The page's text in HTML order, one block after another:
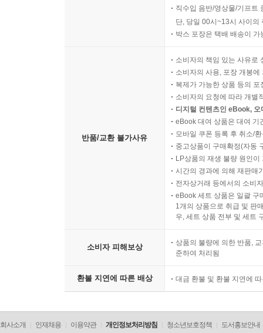
직수입 음반/영상물/기프트
단, 당일 00시~13시 사이의
박스 포장은 택배 배송이
반품/교환 불가사유
소비자의 책임 있는 사유로
소비자의 사용, 포장 개봉
복제가 가능한 상품 등의
소비자의 요청에 따라 개별
디지털 컨텐츠인 eBook,
eBook 대여 상품은 대여 기
모바일 쿠폰 등록 후 취소/
중고상품이 구매확정(자동
LP상품의 재생 불량 원인
시간의 경과에 의해 재판매
전자상거래 등에서의 소비
eBook 세트 상품은 일괄 구
1개의 상품으로 취급 및 판
우, 세트 상품 전부 및 세트
소비자 피해보상
상품의 불량에 의한 반품,
준하여 처리됨
환불 지연에 따른 배상 대금 환불 및 환불 지연에
회사소개 인재채용 이용약관 개인정보처리방침 청소년보호정책 도서홍보안내